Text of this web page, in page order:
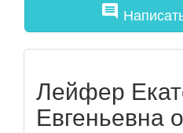
comment
Лейфер
Евгеньевна